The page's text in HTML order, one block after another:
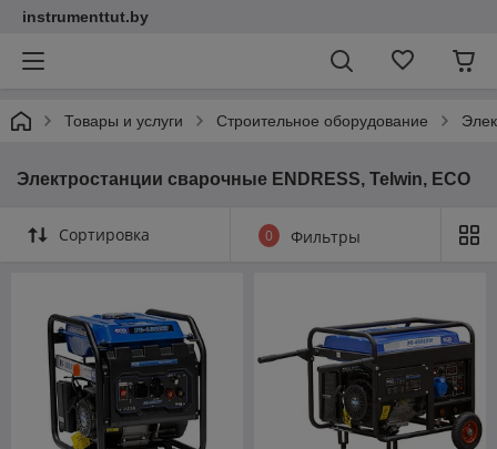
instrumenttut.by
Товары и услуги Строительное оборудование
Электростанции сварочные ENDRESS, Telwin, ECO
Сортировка 0 Фильтры